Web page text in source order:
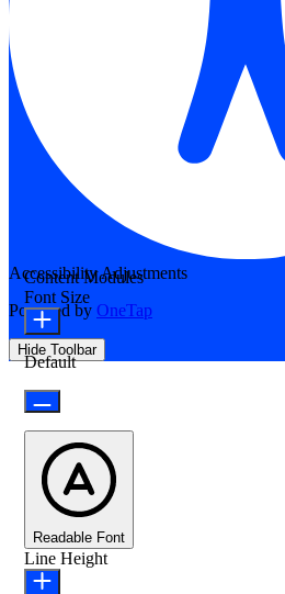
Accessibility Adjustments
Powered by OneTap
Hide Toolbar
Content Modules
Font Size
Default
Readable Font
Line Height